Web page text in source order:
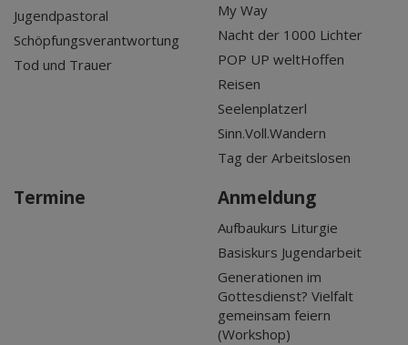
Jugendpastoral
Schöpfungsverantwortung
Tod und Trauer
My Way
Nacht der 1000 Lichter
POP UP weltHoffen
Reisen
Seelenplatzerl
Sinn.Voll.Wandern
Tag der Arbeitslosen
Termine Anmeldung
Aufbaukurs Liturgie
Basiskurs Jugendarbeit
Generationen im
Gottesdienst? Vielfalt
gemeinsam feiern
(Workshop)